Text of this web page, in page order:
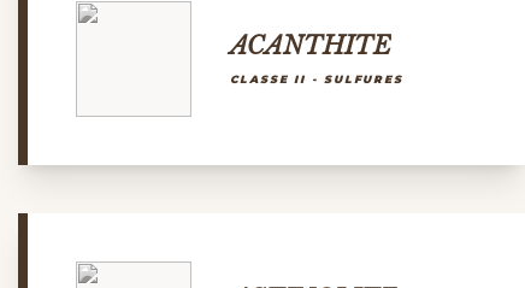
ACANTHITE
CLASSE II - SULFURES